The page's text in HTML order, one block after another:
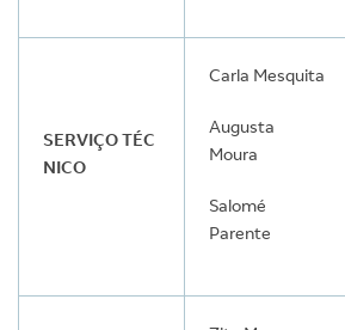
SERVIÇO TÉC
NICO
Carla Mesquita
Augusta
Moura
Salomé
Parente